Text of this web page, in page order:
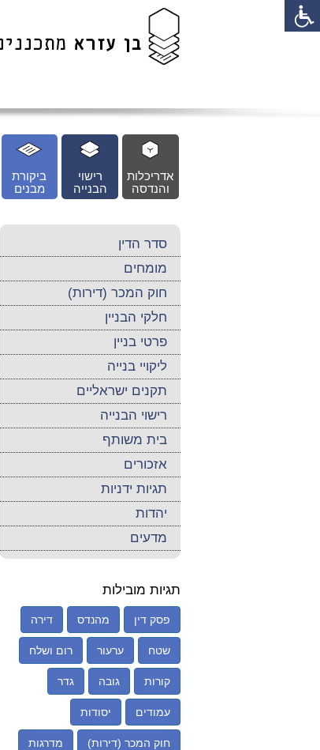
ביקורת
מבנים
רישוי
הבנייה
אדריכלות
והנדסה
סדר הדין
מומחים
חוק המכר (דירות)
חלקי הבניין
פרטי בניין
ליקויי בנייה
תקנים ישראליים
רישוי הבנייה
בית משותף
אזכורים
תגיות ידניות
יהדות
מדעים
תגיות מובילות
פסק דין מהנדס דירה
שטח ערעור רום ושלח
קורות גובה גדר
עמודים יסודות
חוק המכר (דירות) מדרגות